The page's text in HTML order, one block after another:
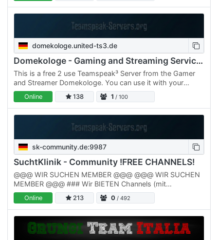
domekologe.united-ts3.de
Domekologe - Gaming and Streaming Services
This is a free 2 use Teamspeak³ Server from the Gamer
and Streamer Domekologe. You can use it with your
friends. You are able to create your own channel with a
password…
Online 138 1 / 100
sk-community.de:9987
SuchtKlinik - Community !FREE CHANNELS!
@@@ WIR SUCHEN MEMBER @@@ @@@ WIR SUCHEN
MEMBER @@@ ### Wir BIETEN Channels (mit
Subchannels)!!! ### ### Wir BIETEN Channels (mit
Subchannels)!!! ### @@@ WIR SUCHEN…
Online 213 0 / 492